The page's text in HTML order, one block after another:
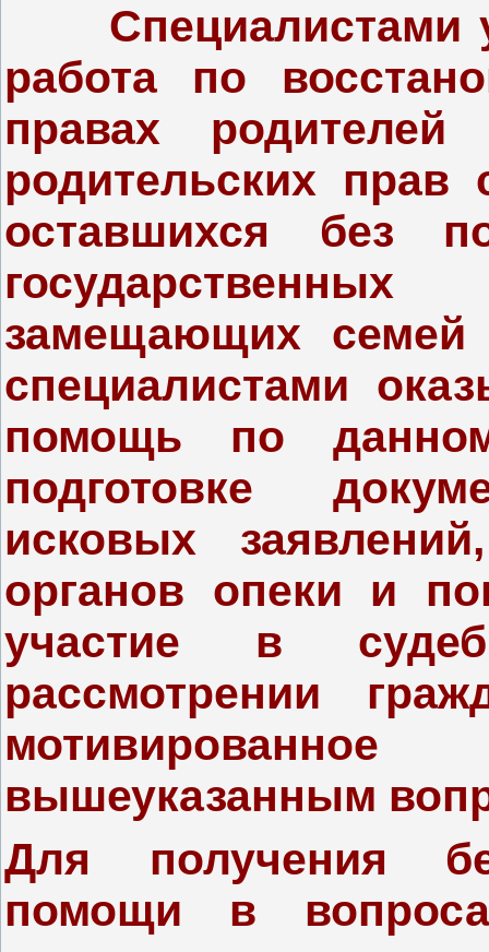
Специалистами
работа по
правах
родительских прав
оставшихся без
замещающих семей
специалистами
помощь по
подготовке
исковых
органов опеки и
участие в
рассмотрении
вышеуказанным
Для получения
помощи в